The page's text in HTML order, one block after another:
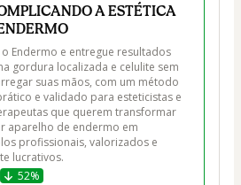
A ESTÉTICA
Endermo e entregue resultados
gordura localizada e celulite sem
suas mãos, com um método
e validado para esteticistas e
que querem transformar
aparelho de endermo em
profissionais, valorizados e
lucrativos.
52%